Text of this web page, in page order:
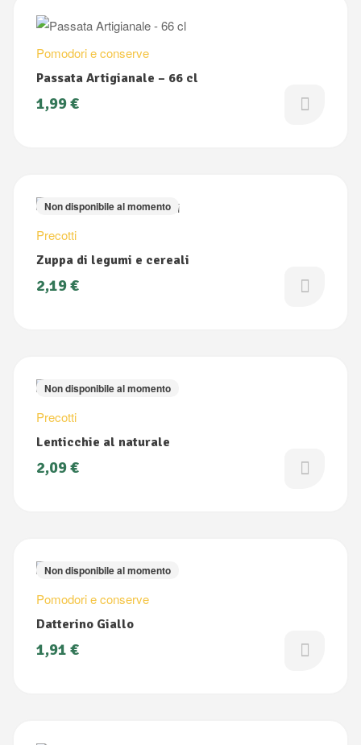
Pomodori e conserve
Passata Artigianale – 66 cl
1,99€
Non disponibile al momento
Precotti
Zuppa di legumi e cereali
2,19€
Non disponibile al momento
Precotti
Lenticchie al naturale
2,09€
Non disponibile al momento
Pomodori e conserve
Datterino Giallo
1,91 €